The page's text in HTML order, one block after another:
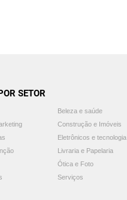
SETOR
Beleza e saúde
Construção e Imóveis
Eletrônicos e tecnologia
Livraria e Papelaria
Ótica e Foto
Serviços